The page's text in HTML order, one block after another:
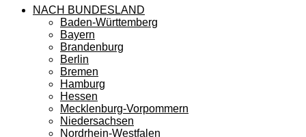
NACH BUNDESLAND
Baden-Württemberg
Bayern
Brandenburg
Berlin
Bremen
Hamburg
Hessen
Mecklenburg-Vorpommern
Niedersachsen
Nordrhein-Westfalen